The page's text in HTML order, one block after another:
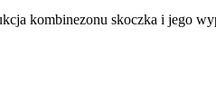
kombinezonu skoczka i jego